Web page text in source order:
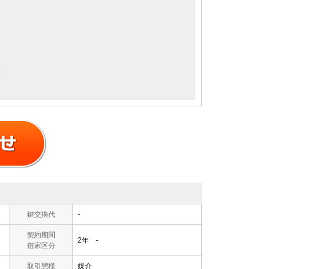
鍵交換代 -
契約期間
借家区分
2年 -
取引態様 媒介